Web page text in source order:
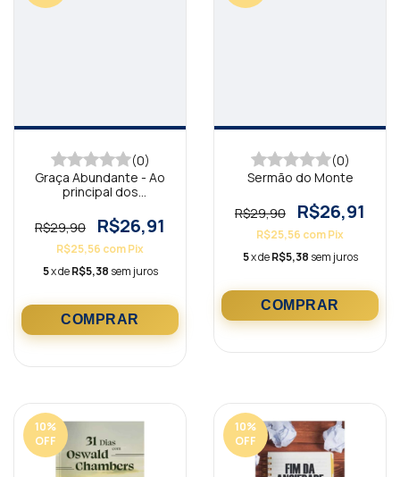
(0)
Graça Abundante - Ao
principal dos
R$29,90
R$26,91
R$25,56 comPix
5x deR$5,38 sem juros
(0)
Sermão do Monte
R$29,90 R$26,91
R$25,56 comPix
5x deR$5,38 sem juros
10%
OFF
10%
OFF